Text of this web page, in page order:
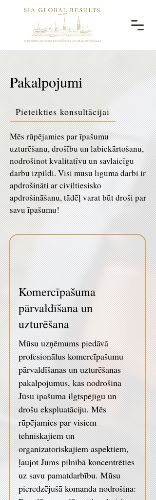
Pakalpojumi
Pieteikties konsultācijai
Mēs rūpējamies par īpašumu
uzturēšanu, drošību un labiekārtošanu,
nodrošinot kvalitatīvu un savlaicīgu
darbu izpildi. Visi mūsu līguma darbi ir
apdrošināti ar civiltiesisko
apdrošināšanu, tādēļ varat būt droši par
savu īpašumu!
Komercīpašuma
pārvaldīšana un
uzturēšana
Mūsu uzņēmums piedāvā
profesionālus komercīpašumu
pārvaldīšanas un uzturēšanas
pakalpojumus, kas nodrošina
Jūsu īpašuma ilgtspējīgu un
drošu ekspluatāciju. Mēs
rūpējamies par visiem
tehniskajiem un
organizatoriskajiem aspektiem,
ļaujot Jums pilnībā koncentrēties
uz savu pamatdarbību. Mūsu
pieredzējušā komanda nodrošina: